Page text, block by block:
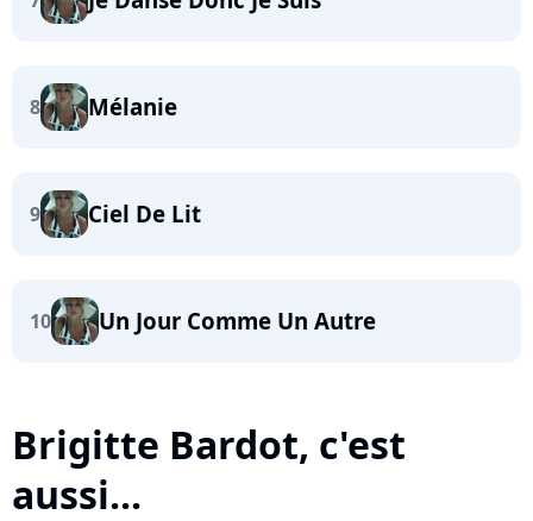
8 Mélanie
9 Ciel De Lit
10 Un Jour Comme Un Autre
Brigitte Bardot, c'est
aussi...